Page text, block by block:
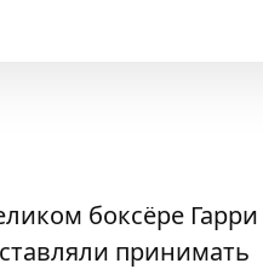
боксёре Гарри
принимать